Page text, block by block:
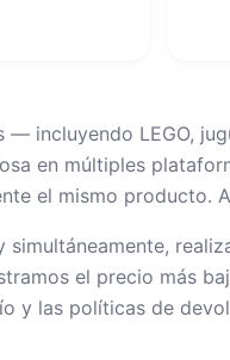
incluyendo LEGO,
en múltiples
el mismo producto.
el precio más
y las políticas de